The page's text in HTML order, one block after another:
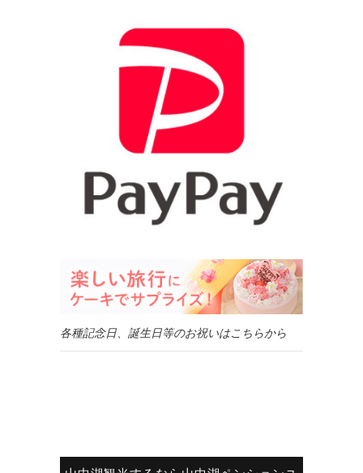
各種記念日、誕生日等のお祝いはこちらから